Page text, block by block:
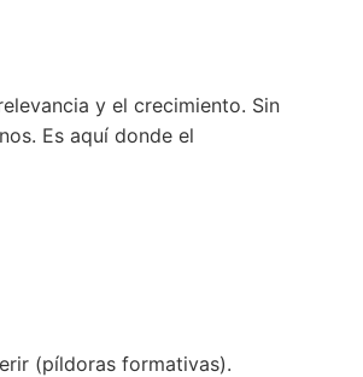
y el crecimiento. Sin
Es aquí donde el
(píldoras formativas).